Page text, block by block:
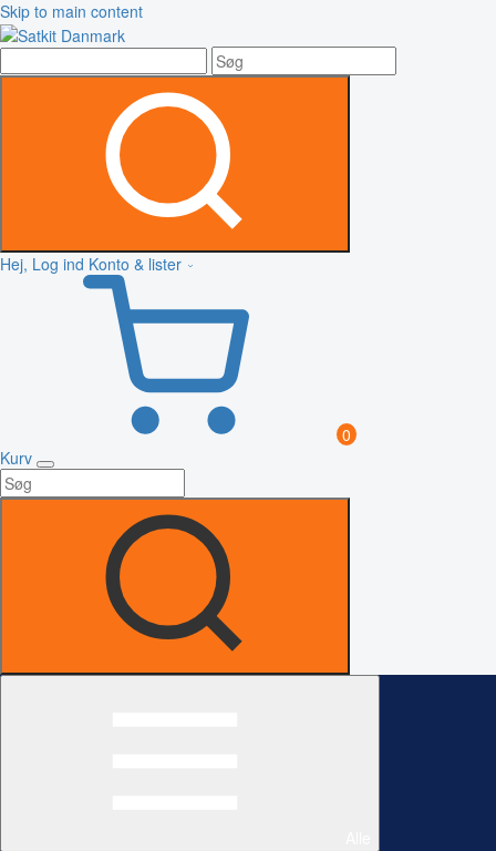
Skip to main content
Hej, Log ind Konto & lister
0
Kurv